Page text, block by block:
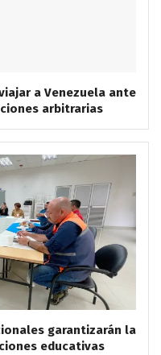
a Venezuela ante
arbitrarias
garantizarán la
educativas